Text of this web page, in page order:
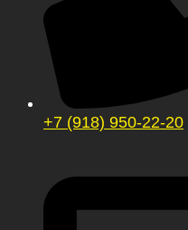
+7 (918) 950-22-20